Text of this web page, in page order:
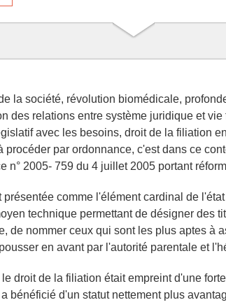
la société, révolution biomédicale,
des relations entre système juridique et
avec les besoins, droit de la filiation
procéder par ordonnance, c'est dans ce
n° 2005- 759 du 4 juillet 2005 portant
comme l'élément cardinal de
technique permettant de désigner des
de nommer ceux qui sont les plus aptes à
en avant par l'autorité parentale et
droit de la filiation était empreint d'une
bénéficié d'un statut nettement plus